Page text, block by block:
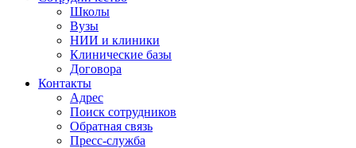
Школы
Вузы
НИИ и клиники
Клинические базы
Договора
Контакты
Адрес
Поиск сотрудников
Обратная связь
Пресс-служба